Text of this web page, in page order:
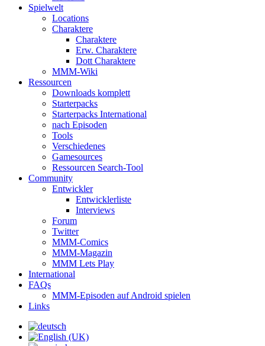
Spielwelt
Locations
Charaktere
Charaktere
Erw. Charaktere
Dott Charaktere
MMM-Wiki
Ressourcen
Downloads komplett
Starterpacks
Starterpacks International
nach Episoden
Tools
Verschiedenes
Gamesources
Ressourcen Search-Tool
Community
Entwickler
Entwicklerliste
Interviews
Forum
Twitter
MMM-Comics
MMM-Magazin
MMM Lets Play
International
FAQs
MMM-Episoden auf Android spielen
Links